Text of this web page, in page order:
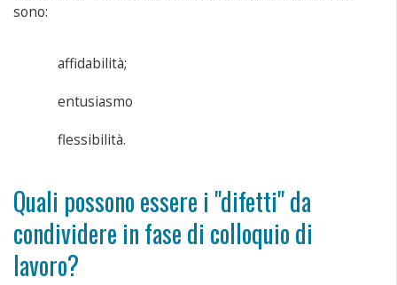
sono:
affidabilità;
entusiasmo
flessibilità.
Quali possono essere i "difetti" da
condividere in fase di colloquio di
lavoro?